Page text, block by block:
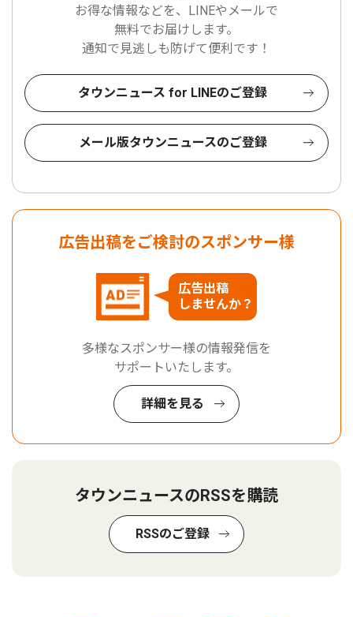
お得な情報などを、LINEやメールで
無料でお届けします。
通知で見逃しも防げて便利です！
タウンニュース for LINEのご登録
メール版タウンニュースのご登録
広告出稿をご検討のスポンサー様
広告出稿
しませんか？
多様なスポンサー様の情報発信を
サポートいたします。
詳細を見る
タウンニュースのRSSを購読
RSSのご登録